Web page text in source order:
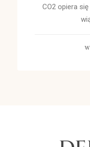
CO2 opiera